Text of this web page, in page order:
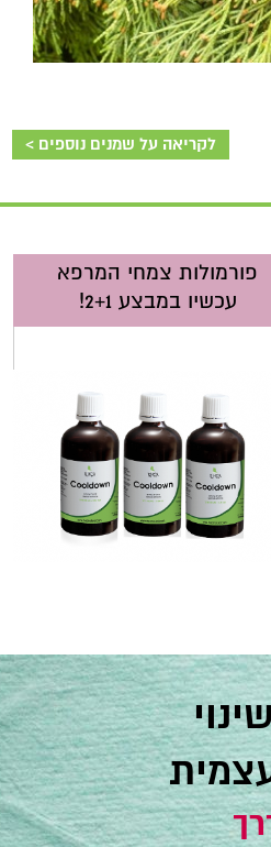
לקריאה על שמנים נוספים >
פורמולות צמחי המרפא
עכשיו במבצע 2+1!